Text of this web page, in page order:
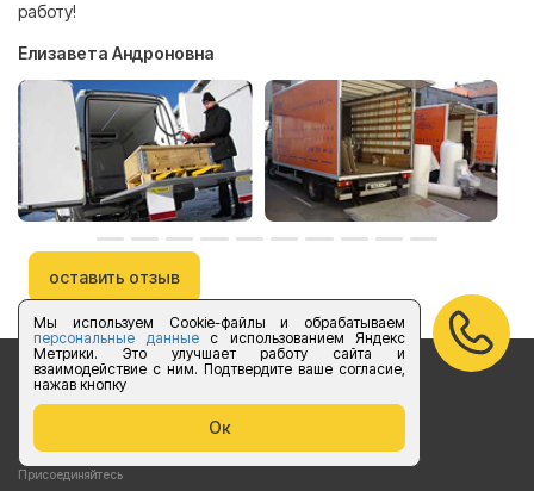
Мы используем Cookie-файлы и обрабатываем
персональные данныес использованием Яндекс
Метрики. Это улучшает работу сайта и
взаимодействие с ним. Подтвердите ваше согласие,
нажав кнопку
Ок
работу!
Елизавета Андроновна
оставить отзыв
Бесплатный звонок по России
vk.com/foruslogistics
Присоединяйтесь